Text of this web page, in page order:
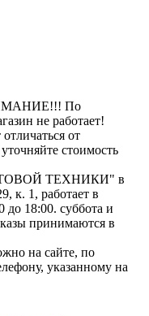
По
не работает!
от
стоимость
ТЕХНИКИ" в
к. 1, работает в
до 18:00. суббота и
принимаются в
на сайте, по
указанному на